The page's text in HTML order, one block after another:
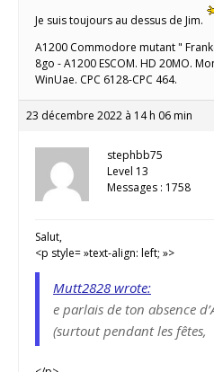
Je suis toujours au dessus de Jim.
A1200 Commodore mutant "
8go - A1200 ESCOM. HD 20MO.
WinUae. CPC 6128-CPC 464.
23 décembre 2022 à 14 h 06 min
stephbb75
Level 13
Messages : 1758
Salut,
<p style= »text-align: left; »>
Mutt2828 wrote:
e parlais de ton absence
(surtout pendant les